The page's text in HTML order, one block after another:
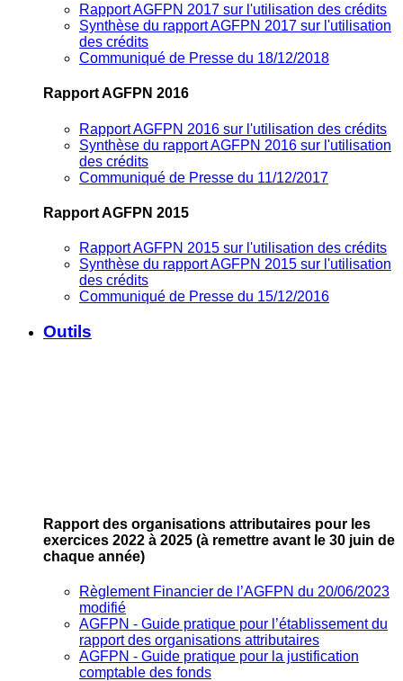
Rapport AGFPN 2017 sur l'utilisation des crédits
Synthèse du rapport AGFPN 2017 sur l'utilisation
des crédits
Communiqué de Presse du 18/12/2018
Rapport AGFPN 2016
Rapport AGFPN 2016 sur l'utilisation des crédits
Synthèse du rapport AGFPN 2016 sur l'utilisation
des crédits
Communiqué de Presse du 11/12/2017
Rapport AGFPN 2015
Rapport AGFPN 2015 sur l'utilisation des crédits
Synthèse du rapport AGFPN 2015 sur l'utilisation
des crédits
Communiqué de Presse du 15/12/2016
Outils
Rapport des organisations attributaires pour les
exercices 2022 à 2025 (à remettre avant le 30 juin de
chaque année)
Règlement Financier de l’AGFPN du 20/06/2023
modifié
AGFPN ‐ Guide pratique pour l’établissement du
rapport des organisations attributaires
AGFPN ‐ Guide pratique pour la justification
comptable des fonds